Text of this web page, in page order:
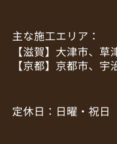
主な施工エリア：
【滋賀】大津市、
【京都】京都市、宇
定休日：日曜・祝日